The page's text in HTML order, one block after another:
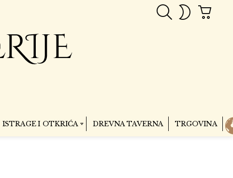
PRETRAGASWITCH
SKIN
ISTRAGE I OTKRIĆA DREVNA TAVERNA TRGOVINA